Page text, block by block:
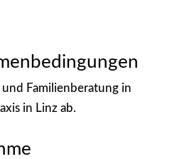
Familienberatung in
in Linz ab.